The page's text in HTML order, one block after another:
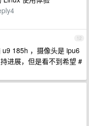
12
185h ，摄像头是 ipu6
进展，但是看不到希望 #